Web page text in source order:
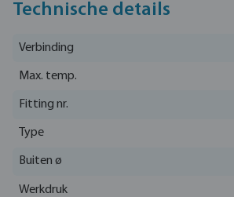
Technische details
Verbinding
Max. temp.
Fitting nr.
Type
Buiten ø
Werkdruk